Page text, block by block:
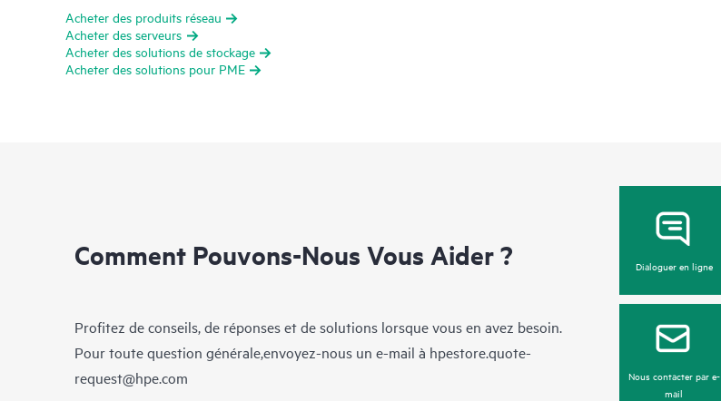
Acheter des produits réseau
Acheter des serveurs
Acheter des solutions de stockage
Acheter des solutions pour PME
Comment Pouvons-Nous Vous Aider ?
Profitez de conseils, de réponses et de solutions lorsque vous en avez besoin.
Pour toute question générale,envoyez-nous un e-mail à hpestore.quote-
request@hpe.com
Dialoguer en ligne
Nous contacter par e-
mail